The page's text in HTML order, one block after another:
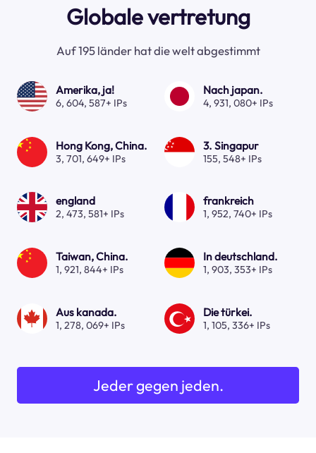
Globale vertretung
Auf 195 länder hat die welt abgestimmt
Amerika, ja!
6, 604, 587+ IPs
Nach japan.
4, 931, 080+ IPs
Hong Kong, China.
3, 701, 649+ IPs
3. Singapur
155, 548+ IPs
england
2, 473, 581+ IPs
frankreich
1, 952, 740+ IPs
Taiwan, China.
1, 921, 844+ IPs
In deutschland.
1, 903, 353+ IPs
Aus kanada.
1, 278, 069+ IPs
Die türkei.
1, 105, 336+ IPs
Jeder gegen jeden.